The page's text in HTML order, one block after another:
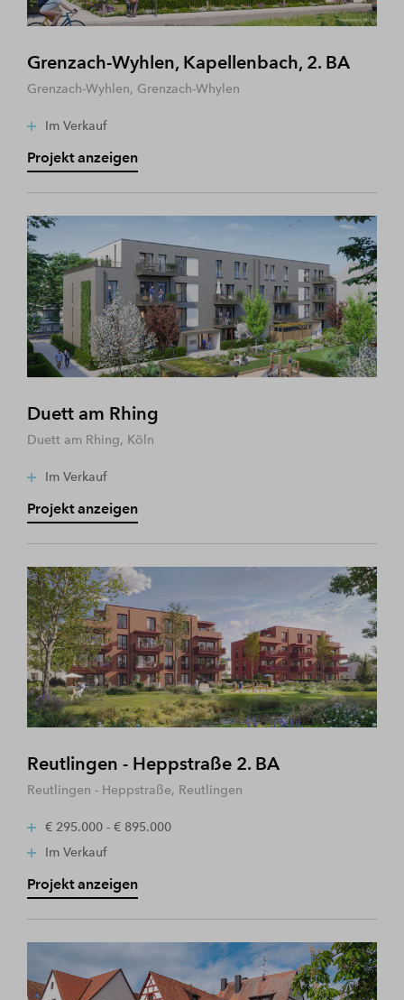
Grenzach-Wyhlen, Kapellenbach, 2. BA
Grenzach-Wyhlen, Grenzach-Whylen
Im Verkauf
Projekt anzeigen
Duett am Rhing
Duett am Rhing, Köln
Im Verkauf
Projekt anzeigen
Reutlingen - Heppstraße 2. BA
Reutlingen - Heppstraße, Reutlingen
€ 295.000 - € 895.000
Im Verkauf
Projekt anzeigen